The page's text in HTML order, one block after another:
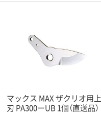
マックス MAX ザクリオ用上
刃 PA300ーUB 1個（直送品）